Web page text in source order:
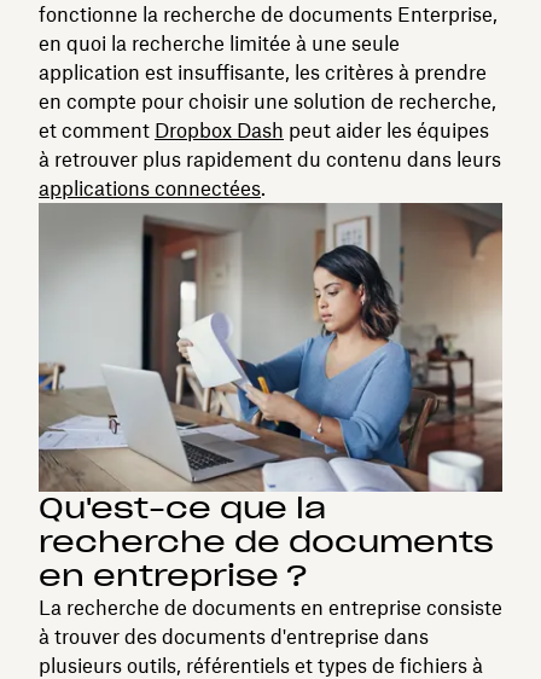
fonctionne la recherche de documents Enterprise,
en quoi la recherche limitée à une seule
application est insuffisante, les critères à prendre
en compte pour choisir une solution de recherche,
et comment Dropbox Dash peut aider les équipes
à retrouver plus rapidement du contenu dans leurs
applications connectées.
Qu'est-ce que la
recherche de documents
en entreprise ?
La recherche de documents en entreprise consiste
à trouver des documents d'entreprise dans
plusieurs outils, référentiels et types de fichiers à